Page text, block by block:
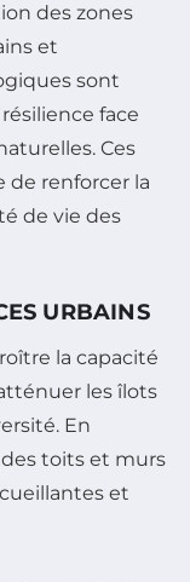
des zones
et
sont
face
Ces
de renforcer la
de vie des
URBAINS
la capacité
les îlots
En
toits et murs
et